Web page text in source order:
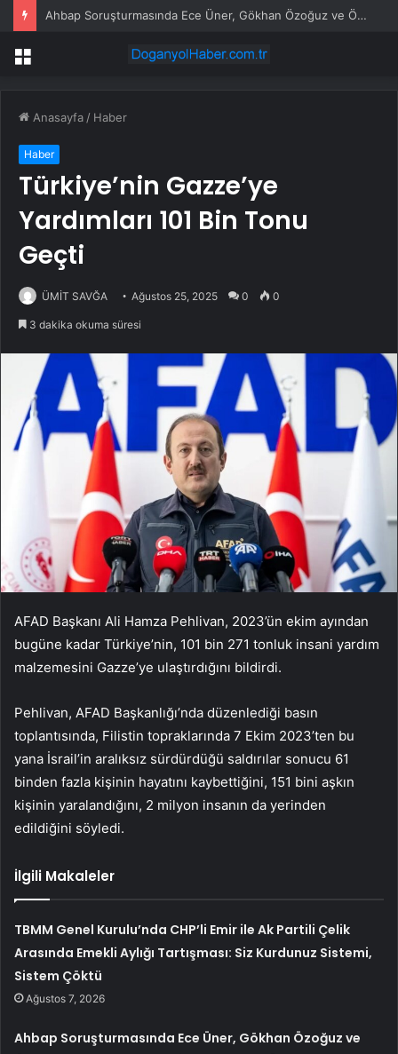
Ahbap Soruşturmasında Ece Üner, Gökhan Özoğuz ve Öykü Serter Tanık Olarak İfade Vermek Üzere Adliyeye Geldi
Menü
Anasayfa / Haber
Haber
Türkiye’nin Gazze’ye
Yardımları 101 Bin Tonu
Geçti
ÜMİT SAVĞA Ağustos 25, 2025 0 0
3 dakika okuma süresi
AFAD Başkanı Ali Hamza Pehlivan, 2023’ün ekim ayından
bugüne kadar Türkiye’nin, 101 bin 271 tonluk insani yardım
malzemesini Gazze’ye ulaştırdığını bildirdi.
Pehlivan, AFAD Başkanlığı’nda düzenlediği basın
toplantısında, Filistin topraklarında 7 Ekim 2023’ten bu
yana İsrail’in aralıksız sürdürdüğü saldırılar sonucu 61
binden fazla kişinin hayatını kaybettiğini, 151 bini aşkın
kişinin yaralandığını, 2 milyon insanın da yerinden
edildiğini söyledi.
İlgili Makaleler
TBMM Genel Kurulu’nda CHP’li Emir ile Ak Partili Çelik
Arasında Emekli Aylığı Tartışması: Siz Kurdunuz Sistemi,
Sistem Çöktü
Ağustos 7, 2026
Ahbap Soruşturmasında Ece Üner, Gökhan Özoğuz ve